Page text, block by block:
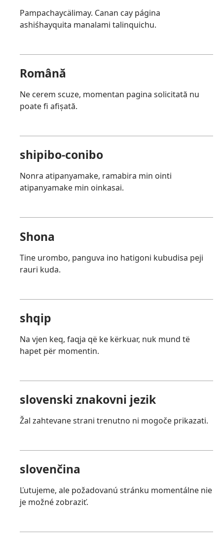
Pampachaycälimay. Canan cay página
ashiśhayquita manalami talinquichu.
Română
Ne cerem scuze, momentan pagina solicitată nu
poate fi afișată.
shipibo-conibo
Nonra atipanyamake, ramabira min ointi
atipanyamake min oinkasai.
Shona
Tine urombo, panguva ino hatigoni kubudisa peji
rauri kuda.
shqip
Na vjen keq, faqja që ke kërkuar, nuk mund të
hapet për momentin.
slovenski znakovni jezik
Žal zahtevane strani trenutno ni mogoče prikazati.
slovenčina
Ľutujeme, ale požadovanú stránku momentálne nie
je možné zobraziť.